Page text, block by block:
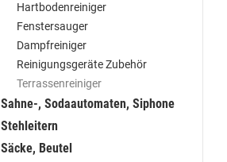
Hartbodenreiniger
Fenstersauger
Dampfreiniger
Reinigungsgeräte Zubehör
Terrassenreiniger
Sahne-, Sodaautomaten, Siphone
Stehleitern
Säcke, Beutel